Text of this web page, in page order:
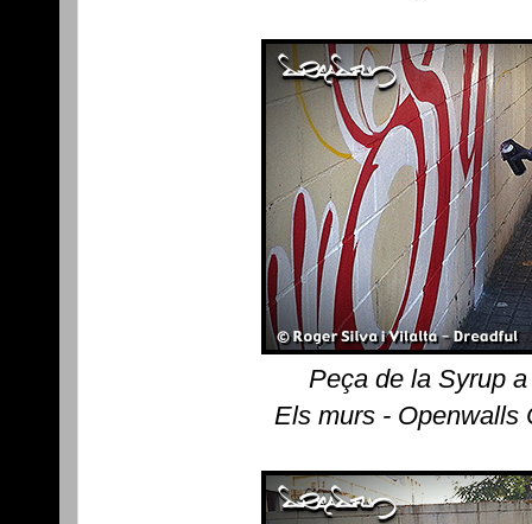
Peça de la Syrup
Els murs - Openwalls